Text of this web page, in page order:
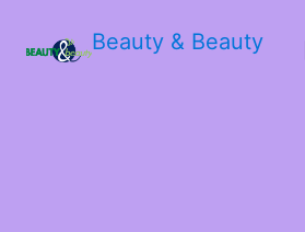
Beauty & Beauty